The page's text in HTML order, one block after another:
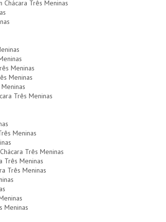
Três Meninas
Meninas
Meninas
Três Meninas
Meninas
Três Meninas
Três Meninas
Três Meninas
Meninas